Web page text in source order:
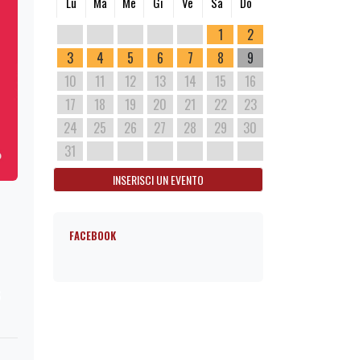
1
2
3
4 5 6 7 8
9
10
11 12 13 14 15
16
17
18 19 20 21 22
23
24
25 26 27 28 29
30
31
INSERISCI UN EVENTO
FACEBOOK